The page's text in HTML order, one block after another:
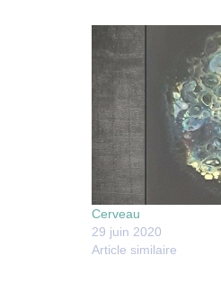
Cerveau
29 juin 2020
Article similaire